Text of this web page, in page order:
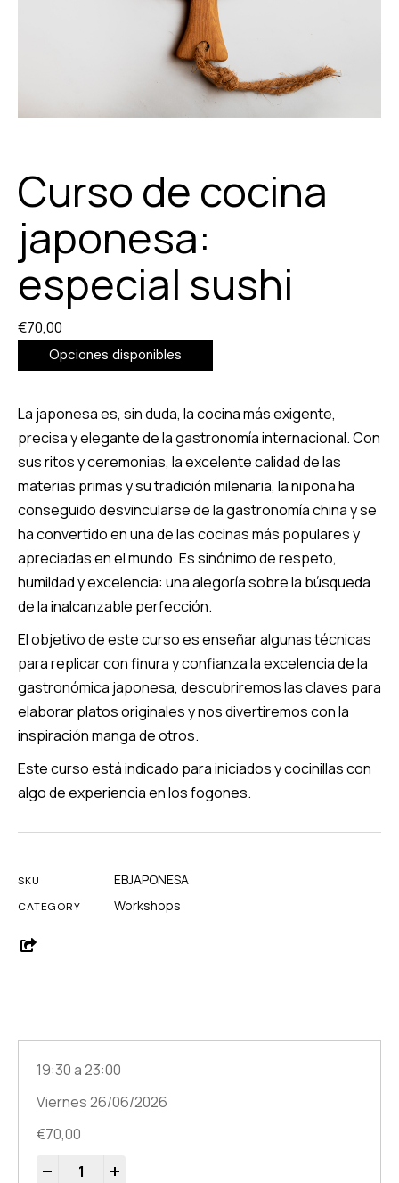
Curso de cocina
japonesa:
especial sushi
€70,00
Opciones disponibles
La japonesa es, sin duda, la cocina más exigente,
precisa y elegante de la gastronomía internacional. Con
sus ritos y ceremonias, la excelente calidad de las
materias primas y su tradición milenaria, la nipona ha
conseguido desvincularse de la gastronomía china y se
ha convertido en una de las cocinas más populares y
apreciadas en el mundo. Es sinónimo de respeto,
humildad y excelencia: una alegoría sobre la búsqueda
de la inalcanzable perfección.
El objetivo de este curso es enseñar algunas técnicas
para replicar con finura y confianza la excelencia de la
gastronómica japonesa, descubriremos las claves para
elaborar platos originales y nos divertiremos con la
inspiración manga de otros.
Este curso está indicado para iniciados y cocinillas con
algo de experiencia en los fogones.
SKU EBJAPONESA
CATEGORY Workshops
19:30 a 23:00
Viernes 26/06/2026
€70,00